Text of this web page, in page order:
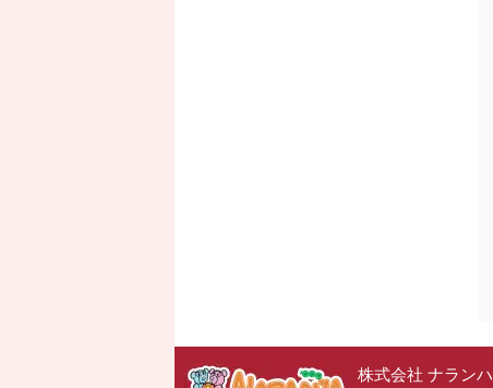
株式会社 ナランハ